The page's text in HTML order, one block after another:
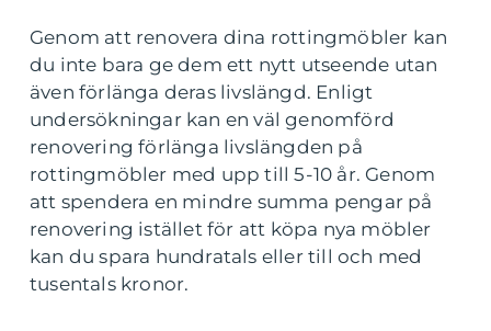
Genom att renovera dina rottingmöbler kan
du inte bara ge dem ett nytt utseende utan
även förlänga deras livslängd. Enligt
undersökningar kan en väl genomförd
renovering förlänga livslängden på
rottingmöbler med upp till 5-10 år. Genom
att spendera en mindre summa pengar på
renovering istället för att köpa nya möbler
kan du spara hundratals eller till och med
tusentals kronor.